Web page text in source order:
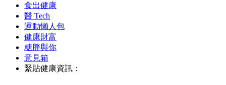
食出健康
醫 Tech
運動懶人包
健康財富
糖胖與你
意見箱
緊貼健康資訊：